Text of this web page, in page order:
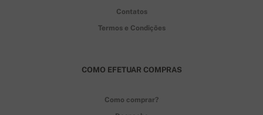
Contatos
Termos e Condições
COMO EFETUAR COMPRAS
Como comprar?